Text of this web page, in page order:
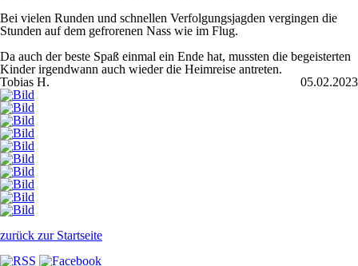
Bei vielen Runden und schnellen Verfolgungsjagden vergingen die
Stunden auf dem gefrorenen Nass wie im Flug.
Da auch der beste Spaß einmal ein Ende hat, mussten die begeisterten
Kinder irgendwann auch wieder die Heimreise antreten.
Tobias H.
05.02.2023
zurück zur Startseite